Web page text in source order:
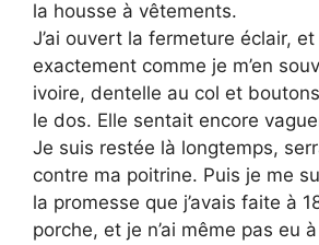
la housse à vêtements.
J’ai ouvert la fermeture éclair,
exactement comme je m’en
ivoire, dentelle au col et
le dos. Elle sentait encore
Je suis restée là longtemps,
contre ma poitrine. Puis je me
la promesse que j’avais faite à
porche, et je n’ai même pas eu